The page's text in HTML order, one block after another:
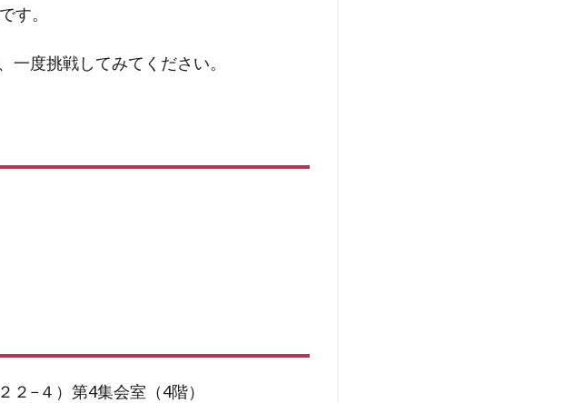
す。
度挑戦してみてください。
２−４）第4集会室（4階）